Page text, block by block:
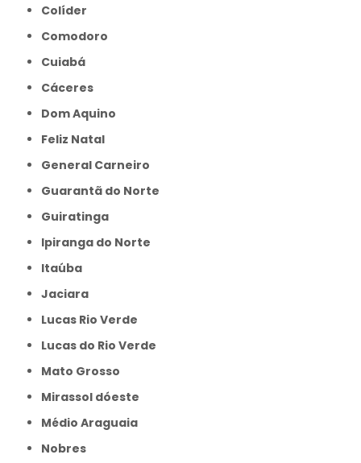
Colíder
Comodoro
Cuiabá
Cáceres
Dom Aquino
Feliz Natal
General Carneiro
Guarantã do Norte
Guiratinga
Ipiranga do Norte
Itaúba
Jaciara
Lucas Rio Verde
Lucas do Rio Verde
Mato Grosso
Mirassol dóeste
Médio Araguaia
Nobres